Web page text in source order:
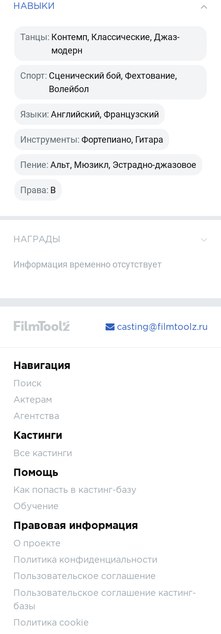
НАВЫКИ
Танцы: Контемп, Классические, Джаз-
модерн
Спорт: Сценический бой, Фехтование,
Волейбол
Языки: Английский, Французский
Инструменты: Фортепиано, Гитара
Пение: Альт, Мюзикл, Эстрадно-джазовое
Права: B
НАГРАДЫ
Информация временно отсутствует
casting@filmtoolz.ru
Навигация
Поиск
Актерам
Агентства
Кастинги
Все кастинги
Помощь
Как попасть в кастинг-базу
Обучение
Правовая информация
О проекте
Политика конфиденциальности
Пользовательское соглашение
Пользовательское соглашение кастинг-
базы
Политика cookie